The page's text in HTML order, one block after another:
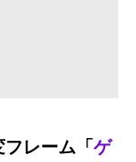
レーム「 ゲ